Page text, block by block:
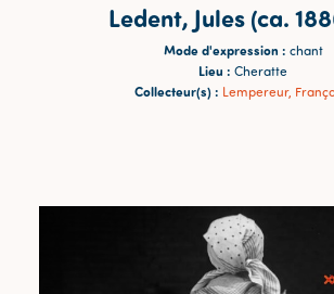
Ledent, Jules (ca.
Mode d'expression : chant
Lieu : Cheratte
Collecteur(s) : Lempereur,